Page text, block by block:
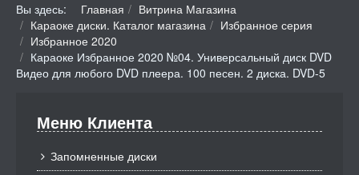
Вы здесь: Главная
Витрина Магазина
Караоке диски. Каталог магазина
Избранное серия
Избранное 2020
Караоке Избранное 2020 №04. Универсальный диск DVD
Видео для любого DVD плеера. 100 песен. 2 диска. DVD-5
Меню Клиента
Запомненные диски